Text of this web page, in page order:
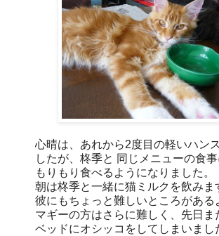
心晴は、あれから2度目の軽いハン
したが、柊季と 同じメニューの食事
もりもり食べるようになりました。
朝は柊季と一緒に猫ミルクを飲みま
彼にもちょっと難しいところがある
マギーの方はさらに難しく、先日ま
ベッドにオシッコをしてしまいまし